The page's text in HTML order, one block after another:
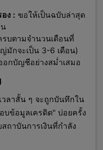
ง : ขอให้เป็นฉบับล่าสุด
บตามจำนวนเดือนที่
มักจะเป็น 3-6 เดือน)
อกบัญชีอย่างสม่ำเสมอ
ลาสั้น ๆ จะถูกบันทึกใน
บข้อมูลเครดิต" บ่อยครั้ง
าบันการเงินที่กำลัง